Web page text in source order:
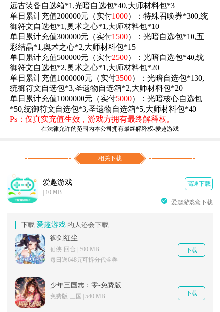
远古装备自选箱*1,光暗自选包*40,大师材料包*3
单日累计充值200000元（实付1000）：特殊召唤券*300,统
御符文自选包*1,奥术之心*1,大师材料包*10
单日累计充值300000元（实付1500）：光暗自选包*10,五
彩结晶*1,奥术之心*2,大师材料包*15
单日累计充值500000元（实付2500）：光暗自选包*40,统
御符文自选包*2,奥术之心*1,大师材料包*20
单日累计充值1000000元（实付3500）：光暗自选包*130,
统御符文自选包*3,圣遗物自选箱*2,大师材料包*20
单日累计充值1000000元（实付5000）：光暗核心自选包
*50,统御符文自选包*3,圣遗物自选箱*5,大师材料包*40
Ps：仅真实充值生效，游戏方拥有最终解释权。
在法律允许的范围内本公司拥有最终解释权-爱趣游戏
相关下载
爱趣游戏
| 10 MB
高速下载
爱趣游戏盒下载
下载 爱趣游戏 的人还会下载
御剑红尘
仙侠·回合 | 500 MB
每日送648元可拆分代金券
下载
少年三国志：零-免费版
免费版·三国 | 540 MB 下载